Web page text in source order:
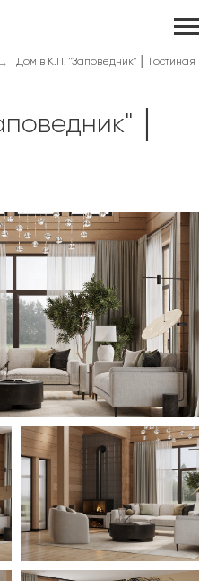
→ Дом в К.П. "Заповедник" │ Гостиная
│